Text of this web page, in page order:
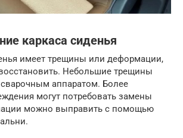
каркаса сиденья
имеет трещины или деформации,
Небольшие трещины
аппаратом. Более
могут потребовать замены
можно выправить с помощью